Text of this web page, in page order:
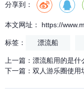
分享到：
本文网址： https://
标签： 漂流船
上一篇： 漂流船用的是什
下一篇： 双人游乐圈使用